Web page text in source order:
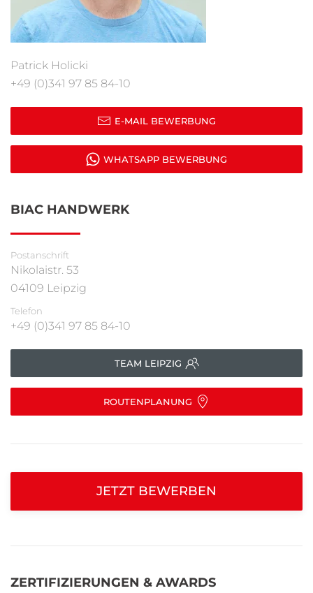
Patrick Holicki
+49 (0)341 97 85 84-10
E-MAIL BEWERBUNG
WHATSAPP BEWERBUNG
BIAC HANDWERK
Postanschrift
Nikolaistr. 53
04109 Leipzig
Telefon
+49 (0)341 97 85 84-10
TEAM LEIPZIG
ROUTENPLANUNG
JETZT BEWERBEN
ZERTIFIZIERUNGEN & AWARDS